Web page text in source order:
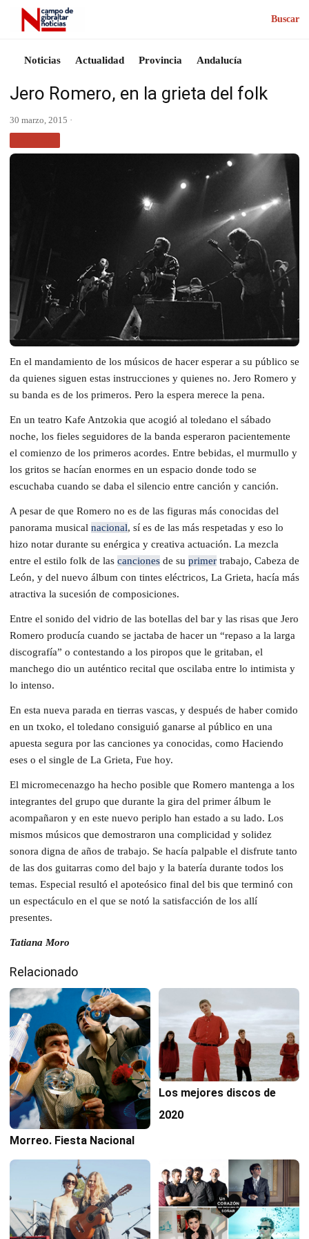
Buscar
Noticias Actualidad Provincia Andalucía
Jero Romero, en la grieta del folk
30 marzo, 2015 ·
En el mandamiento de los músicos de hacer esperar a su público se
da quienes siguen estas instrucciones y quienes no. Jero Romero y
su banda es de los primeros. Pero la espera merece la pena.
En un teatro Kafe Antzokia que acogió al toledano el sábado
noche, los fieles seguidores de la banda esperaron pacientemente
el comienzo de los primeros acordes. Entre bebidas, el murmullo y
los gritos se hacían enormes en un espacio donde todo se
escuchaba cuando se daba el silencio entre canción y canción.
A pesar de que Romero no es de las figuras más conocidas del
panorama musical nacional, sí es de las más respetadas y eso lo
hizo notar durante su enérgica y creativa actuación. La mezcla
entre el estilo folk de las canciones de su primer trabajo, Cabeza de
León, y del nuevo álbum con tintes eléctricos, La Grieta, hacía más
atractiva la sucesión de composiciones.
Entre el sonido del vidrio de las botellas del bar y las risas que Jero
Romero producía cuando se jactaba de hacer un “repaso a la larga
discografía” o contestando a los piropos que le gritaban, el
manchego dio un auténtico recital que oscilaba entre lo intimista y
lo intenso.
En esta nueva parada en tierras vascas, y después de haber comido
en un txoko, el toledano consiguió ganarse al público en una
apuesta segura por las canciones ya conocidas, como Haciendo
eses o el single de La Grieta, Fue hoy.
El micromecenazgo ha hecho posible que Romero mantenga a los
integrantes del grupo que durante la gira del primer álbum le
acompañaron y en este nuevo periplo han estado a su lado. Los
mismos músicos que demostraron una complicidad y solidez
sonora digna de años de trabajo. Se hacía palpable el disfrute tanto
de las dos guitarras como del bajo y la batería durante todos los
temas. Especial resultó el apoteósico final del bis que terminó con
un espectáculo en el que se notó la satisfacción de los allí
presentes.
Tatiana Moro
Relacionado
Morreo. Fiesta Nacional
Los mejores discos de
2020